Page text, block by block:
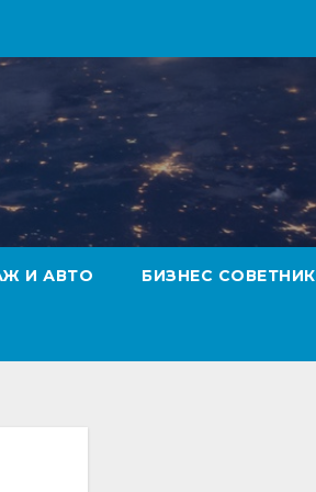
И АВТО БИЗНЕС СОВЕТНИК